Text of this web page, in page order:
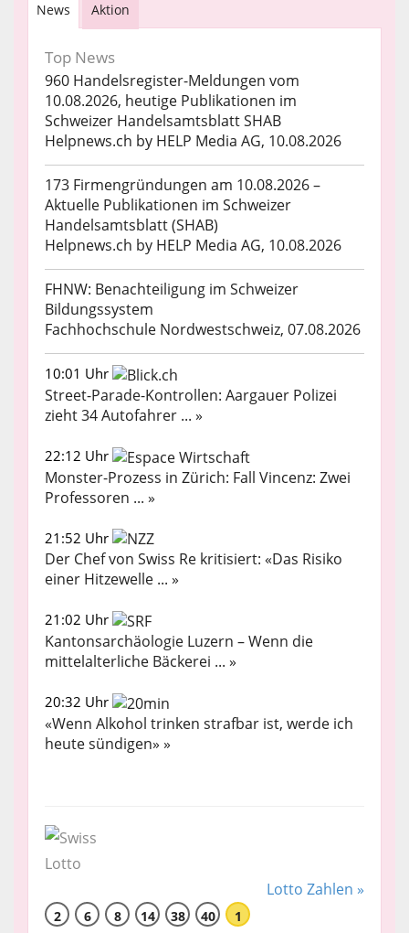
News Aktion
Top News
960 Handelsregister-Meldungen vom
10.08.2026, heutige Publikationen im
Schweizer Handelsamtsblatt SHAB
Helpnews.ch by HELP Media AG, 10.08.2026
173 Firmengründungen am 10.08.2026 –
Aktuelle Publikationen im Schweizer
Handelsamtsblatt (SHAB)
Helpnews.ch by HELP Media AG, 10.08.2026
FHNW: Benachteiligung im Schweizer
Bildungssystem
Fachhochschule Nordwestschweiz, 07.08.2026
10:01 Uhr
Street-Parade-Kontrollen: Aargauer Polizei
zieht 34 Autofahrer ... »
22:12 Uhr
Monster-Prozess in Zürich: Fall Vincenz: Zwei
Professoren ... »
21:52 Uhr
Der Chef von Swiss Re kritisiert: «Das Risiko
einer Hitzewelle ... »
21:02 Uhr
Kantonsarchäologie Luzern – Wenn die
mittelalterliche Bäckerei ... »
20:32 Uhr
«Wenn Alkohol trinken strafbar ist, werde ich
heute sündigen» »
Lotto Zahlen »
2 6 8 14 38 40 1